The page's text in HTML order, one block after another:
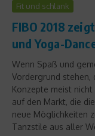
Fit und schlank
FIBO 2018
und Yoga-
Wenn Spaß und
Vordergrund stehen,
Konzepte meist nicht
auf den Markt, die
neue Möglichkeiten
Tanzstile aus aller